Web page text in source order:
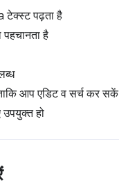
टेक्स्ट पढ़ता है
है
आप एडिट व सर्च कर सकें
हो